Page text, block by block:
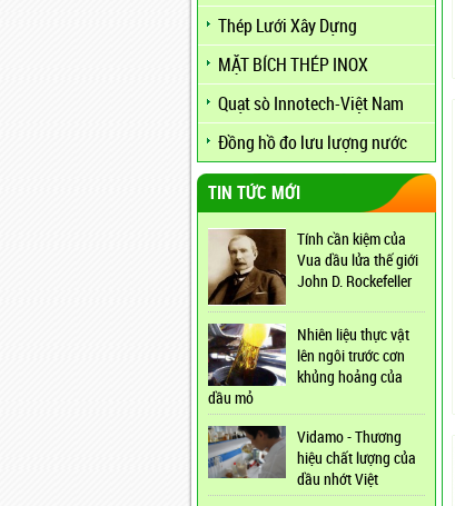
Thép Lưới Xây Dựng
MẶT BÍCH THÉP INOX
Quạt sò Innotech-Việt Nam
Đồng hồ đo lưu lượng nước
TIN TỨC MỚI
Tính cần kiệm của
Vua dầu lửa thế giới
John D. Rockefeller
Nhiên liệu thực vật
lên ngôi trước cơn
khủng hoảng của
dầu mỏ
Vidamo - Thương
hiệu chất lượng của
dầu nhớt Việt